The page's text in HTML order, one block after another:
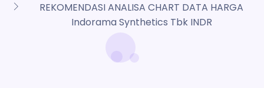
REKOMENDASI ANALISA CHART DATA HARGA
Indorama Synthetics Tbk INDR